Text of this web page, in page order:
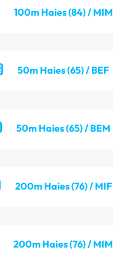
100m Haies (84) / MIM
50m Haies (65) / BEF
50m Haies (65) / BEM
200m Haies (76) / MIF
200m Haies (76) / MIM